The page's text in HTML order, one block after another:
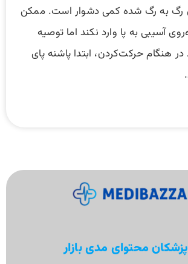
رگ به رگ شده کمی دشوار است. ممکن
آسیبی به پا وارد نکند اما توصیه
هنگام حرکت‌کردن، ابتدا پاشنه پای
محتوای مدی بازار